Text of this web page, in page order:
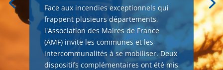
Face aux incendies exceptionnels qui
frappent plusieurs départements,
l'Association des Maires de France
(AMF) invite les communes et les
intercommunalités à se mobiliser. Deux
dispositifs complémentaires ont été mis